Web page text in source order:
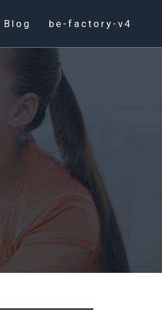
Blog be-factory-v4